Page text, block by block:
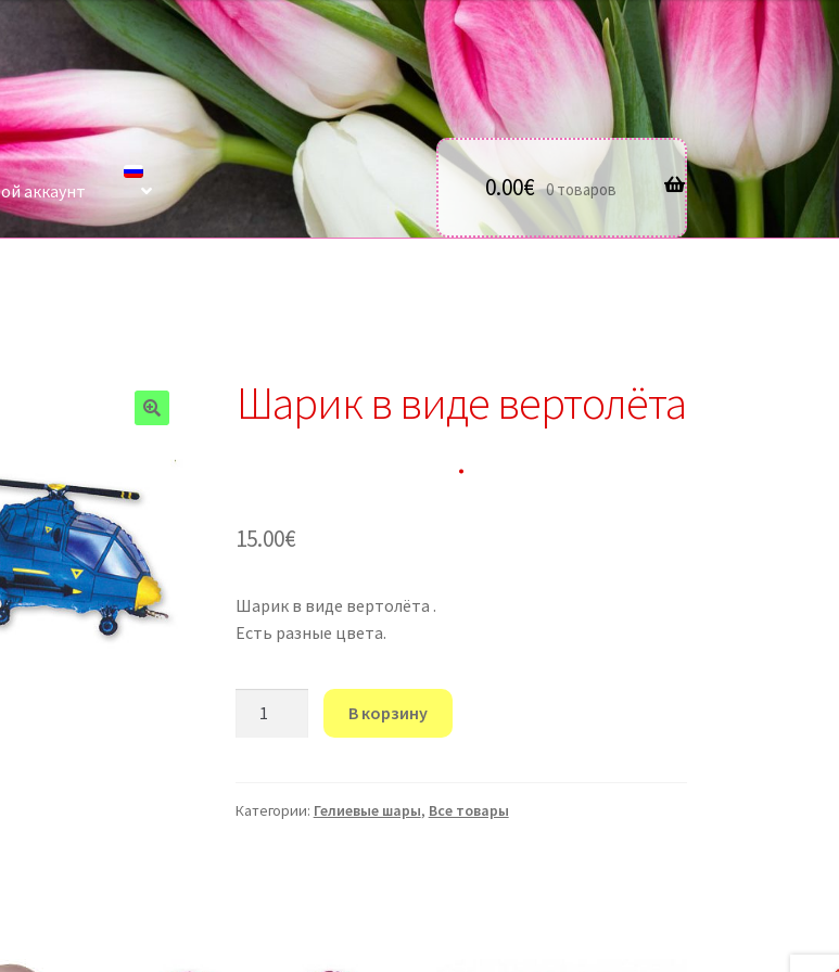
аккаунт 0.00€ 0 товаров
Шарик в виде вертолёта
.
15.00€
Шарик в виде вертолёта .
Есть разные цвета.
Количество
виде
В корзину
Категории: Гелиевые шары, Все товары